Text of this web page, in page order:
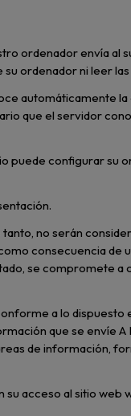
ordenador envía
ordenador ni leer
automáticamente la
que el servidor
puede configurar
no serán
consecuencia
se compromete
a lo
que se envíe A
de información,
acceso al sitio